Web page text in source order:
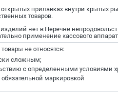
открытых прилавках внутри крытых
товаров.
нет в Перечне
применение кассового
не относятся:
сложным;
с определенными условиями
маркировкой